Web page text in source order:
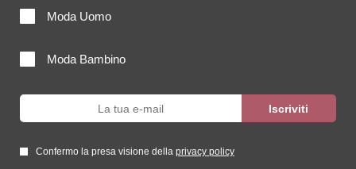
Moda Uomo
Moda Bambino
Confermo la presa visione della privacy policy